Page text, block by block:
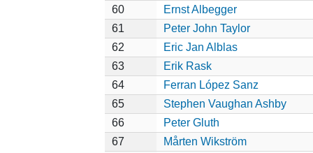
60
Ernst Albegger
61
Peter John Taylor
62
Eric Jan Alblas
63
Erik Rask
64
Ferran López Sanz
65
Stephen Vaughan Ashby
66
Peter Gluth
67
Mårten Wikström